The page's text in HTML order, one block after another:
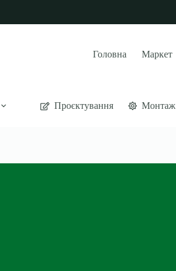
Головна Маркет
Проєктування Монтаж